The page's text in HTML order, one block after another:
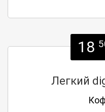
18
Легкий